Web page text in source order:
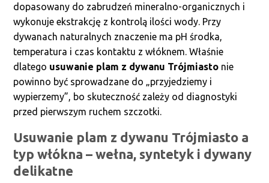
dopasowany do zabrudzeń mineralno-organicznych i
wykonuje ekstrakcję z kontrolą ilości wody. Przy
dywanach naturalnych znaczenie ma pH środka,
temperatura i czas kontaktu z włóknem. Właśnie
dlatego usuwanie plam z dywanu Trójmiasto nie
powinno być sprowadzane do „przyjedziemy i
wypierzemy”, bo skuteczność zależy od diagnostyki
przed pierwszym ruchem szczotki.
Usuwanie plam z dywanu Trójmiasto a
typ włókna – wełna, syntetyk i dywany
delikatne